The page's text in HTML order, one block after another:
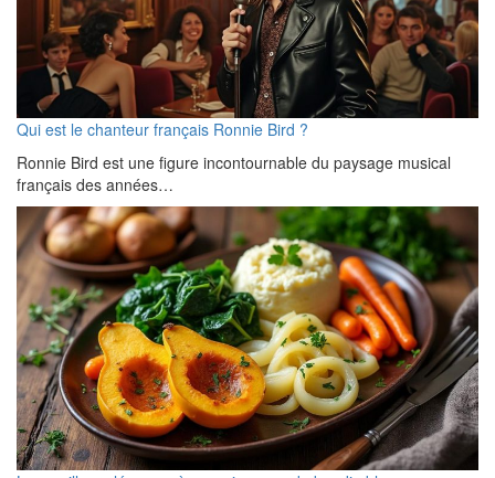
Qui est le chanteur français Ronnie Bird ?
Ronnie Bird est une figure incontournable du paysage musical
français des années…